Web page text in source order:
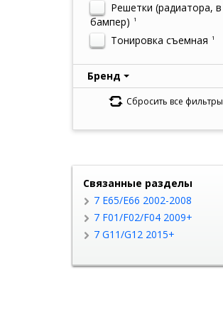
Решетки (радиатора, в
бампер)
1
Тонировка съемная 1
Бренд
Сбросить все фильтры
Связанные разделы
7 E65/E66 2002-2008
7 F01/F02/F04 2009+
7 G11/G12 2015+